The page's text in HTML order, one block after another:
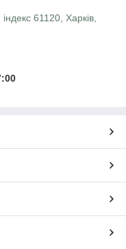
61120, Харків,